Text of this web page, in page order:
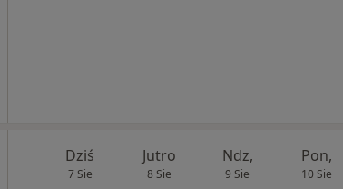
Dziś
7 Sie
Jutro
8 Sie
Ndz,
9 Sie
Pon,
10 Sie